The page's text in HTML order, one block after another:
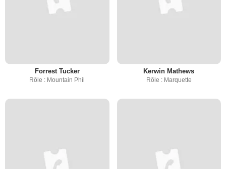
Forrest Tucker
Rôle : Mountain Phil
Kerwin Mathews
Rôle : Marquette